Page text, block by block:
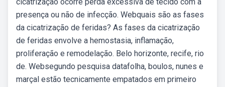
presença ou não de infecção. Webquais são as fases
da cicatrização de feridas? As fases da cicatrização
de feridas envolve a hemostasia, inflamação,
proliferação e remodelação. Belo horizonte, recife, rio
de. Websegundo pesquisa datafolha, boulos, nunes e
marçal estão tecnicamente empatados em primeiro